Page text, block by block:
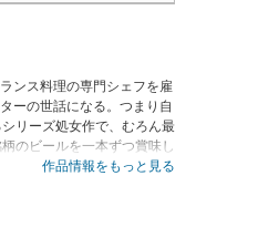
ンス料理の専門シェフを雇
ーの世話になる。つまり自
リーズ処女作で、むろん最
のビールを一本ずつ賞味し
作品情報をもっと見る